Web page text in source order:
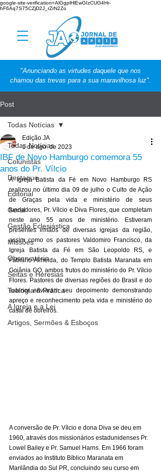
google-site-verification=AlGgplHlEwGIzCUG4Hr-
hF6Aq7S75CZjD2J_rZrN2Zo
"Anunciando as virtudes daquele que nos
chamou das trevas para a sua maravilhosa luz".
Post
Todas Notícias
Colunistas
Destaque
Editorial
Geral
Gestão Eclesiástica
Missões
Observatório
Seitas e Heresias
Teologia & Prática
A Igreja e a Lei
Artigos, Sermões & Esboços
Todas Notícias
IBF de Novo Hamburgo comemora 55
anos do Pr. Vílcio
Edição JA
1 de ago. de 2023
A Igreja Batista da Fé em Novo Hamburgo RS
realizou no último dia 09 de julho o Culto de Ação
de Graças pela vida e ministério de seus
fundadores, Pr. Vílcio e Diva Flores, que completam
neste ano 55 anos de ministério. Estiveram
presentes irmãos de diversas igrejas da região,
assim como os pastores Valdomiro Francisco, da
Igreja Batista da Fé em São Leopoldo RS, e
Fabiano Almeida, do Templo Batista Maranata em
Goiânia GO, ambos frutos do ministério do Pr. Vílcio
Flores. Pastores de diversas regiões do Brasil e do
exterior enviaram seu depoimento demonstrando
apreço e reconhecimento pela vida e ministério do
casal de obreiros.
A conversão de Pr. Vílcio e dona Diva se deu em
1960, através dos missionários estadunidenses Pr.
Lowel Bailey e Pr. Samuel Harns. Em 1966 foram
enviados ao Instituto Bíblico Maranata em
Marilândia do Sul PR, concluindo seu curso em